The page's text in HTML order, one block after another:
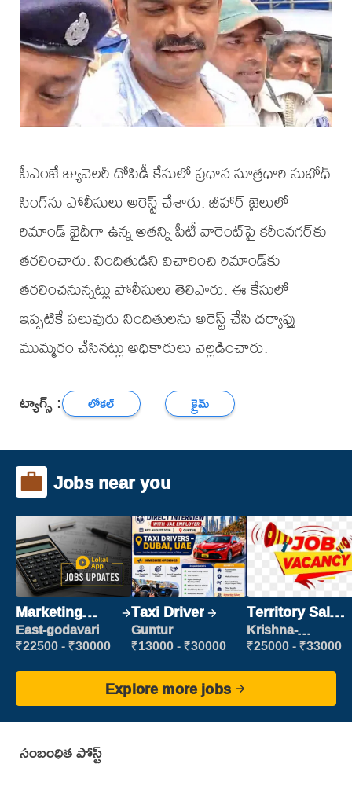
పీఎంజే జ్యువెలరీ దోపిడీ కేసులో ప్రధాన సూత్రధారి సుభోధ్
సింగ్‌ను పోలీసులు అరెస్ట్ చేశారు. బీహార్ జైలులో
రిమాండ్ ఖైదీగా ఉన్న అతన్ని పీటీ వారెంట్‌పై కరీంనగర్‌కు
తరలించారు. నిందితుడిని విచారించి రిమాండ్‌కు
తరలించనున్నట్లు పోలీసులు తెలిపారు. ఈ కేసులో
ఇప్పటికే పలువురు నిందితులను అరెస్ట్ చేసి దర్యాప్తు
ముమ్మరం చేసినట్లు అధికారులు వెల్లడించారు.
ట్యాగ్స్ : లోకల్ క్రైమ్
Jobs near you
Marketing
Executive
East-godavari
₹22500 - ₹30000
Taxi Driver
Guntur
₹13000 - ₹30000
Territory Sales
Manager
Krishna-
vijayawada
₹25000 - ₹33000
Explore more jobs
సంబంధిత పోస్ట్